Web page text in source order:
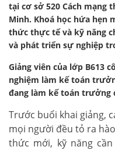
tại cơ sở 520 Cách mạng
Minh. Khoá học hứa hẹn
thức thực tế và kỹ năng
và phát triển sự nghiệp
Giảng viên của lớp B613
nghiệm làm kế toán
đang làm kế toán trưởng
Trước buổi khai giảng,
mọi người đều tỏ ra
thức mới, kỹ năng